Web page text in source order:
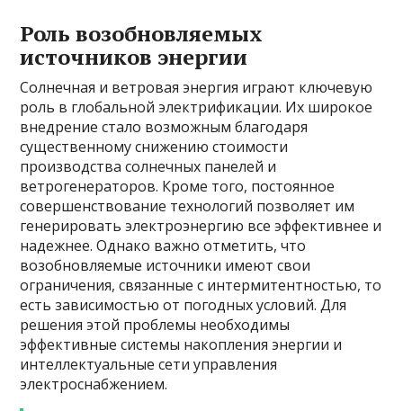
Роль возобновляемых
источников энергии
Солнечная и ветровая энергия играют ключевую
роль в глобальной электрификации. Их широкое
внедрение стало возможным благодаря
существенному снижению стоимости
производства солнечных панелей и
ветрогенераторов. Кроме того, постоянное
совершенствование технологий позволяет им
генерировать электроэнергию все эффективнее и
надежнее. Однако важно отметить, что
возобновляемые источники имеют свои
ограничения, связанные с интермитентностью, то
есть зависимостью от погодных условий. Для
решения этой проблемы необходимы
эффективные системы накопления энергии и
интеллектуальные сети управления
электроснабжением.